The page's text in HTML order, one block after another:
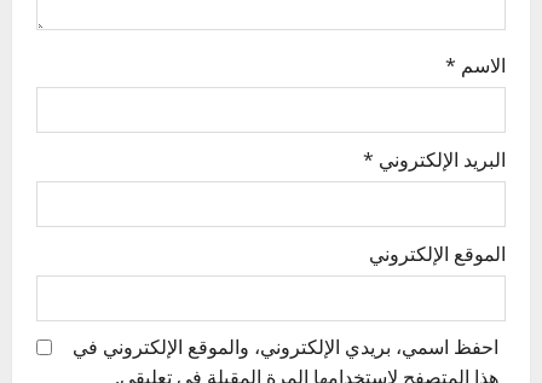
الاسم *
البريد الإلكتروني *
الموقع الإلكتروني
احفظ اسمي، بريدي الإلكتروني، والموقع الإلكتروني في
هذا المتصفح لاستخدامها المرة المقبلة في تعليقي.